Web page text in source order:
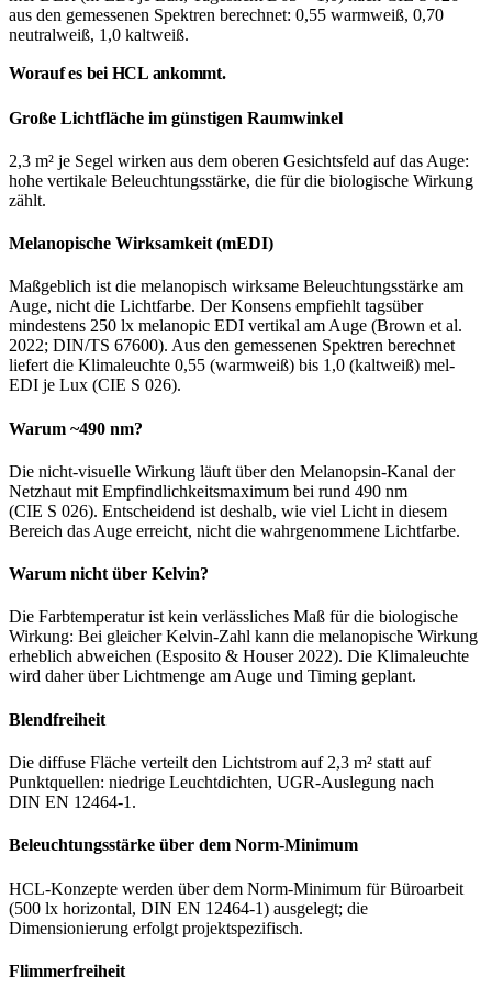
aus den gemessenen Spektren berechnet: 0,55 warmweiß, 0,70
neutralweiß, 1,0 kaltweiß.
Worauf es bei HCL ankommt.
Große Lichtfläche im günstigen Raumwinkel
2,3 m² je Segel wirken aus dem oberen Gesichtsfeld auf das Auge:
hohe vertikale Beleuchtungsstärke, die für die biologische Wirkung
zählt.
Melanopische Wirksamkeit (mEDI)
Maßgeblich ist die melanopisch wirksame Beleuchtungsstärke am
Auge, nicht die Lichtfarbe. Der Konsens empfiehlt tagsüber
mindestens 250 lx melanopic EDI vertikal am Auge (Brown et al.
2022; DIN/TS 67600). Aus den gemessenen Spektren berechnet
liefert die Klimaleuchte 0,55 (warmweiß) bis 1,0 (kaltweiß) mel-
EDI je Lux (CIE S 026).
Warum ~490 nm?
Die nicht-visuelle Wirkung läuft über den Melanopsin-Kanal der
Netzhaut mit Empfindlichkeitsmaximum bei rund 490 nm
(CIE S 026). Entscheidend ist deshalb, wie viel Licht in diesem
Bereich das Auge erreicht, nicht die wahrgenommene Lichtfarbe.
Warum nicht über Kelvin?
Die Farbtemperatur ist kein verlässliches Maß für die biologische
Wirkung: Bei gleicher Kelvin-Zahl kann die melanopische Wirkung
erheblich abweichen (Esposito & Houser 2022). Die Klimaleuchte
wird daher über Lichtmenge am Auge und Timing geplant.
Blendfreiheit
Die diffuse Fläche verteilt den Lichtstrom auf 2,3 m² statt auf
Punktquellen: niedrige Leuchtdichten, UGR-Auslegung nach
DIN EN 12464-1.
Beleuchtungsstärke über dem Norm-Minimum
HCL-Konzepte werden über dem Norm-Minimum für Büroarbeit
(500 lx horizontal, DIN EN 12464-1) ausgelegt; die
Dimensionierung erfolgt projektspezifisch.
Flimmerfreiheit